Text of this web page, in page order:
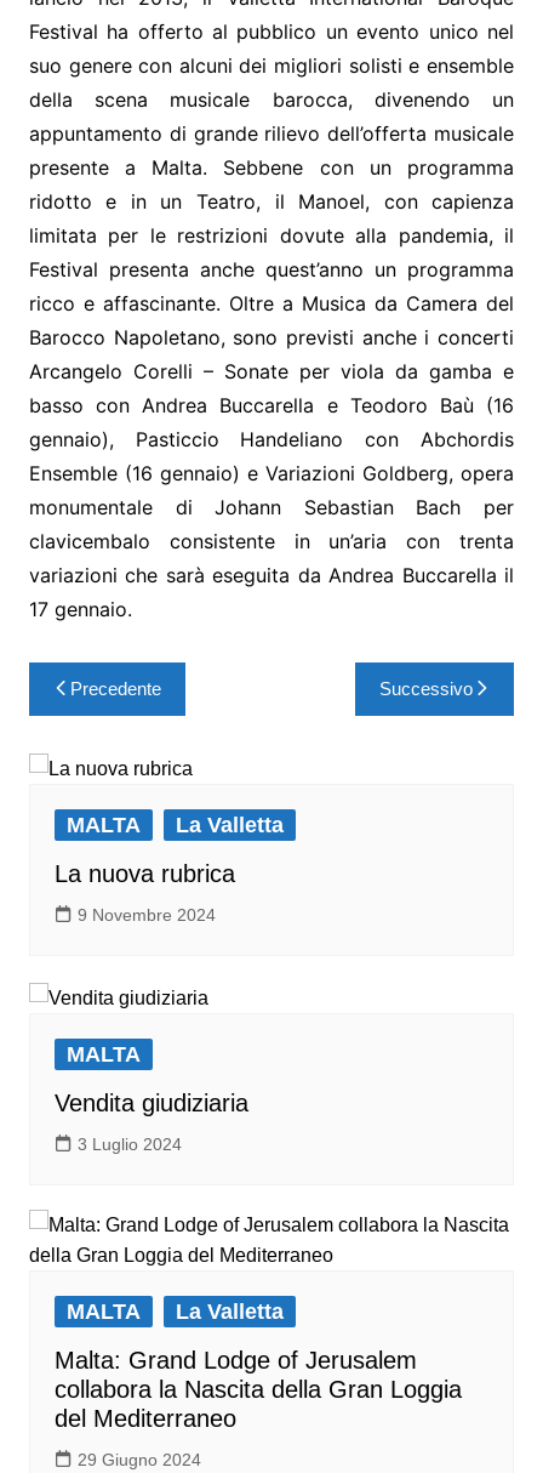
Festival ha offerto al pubblico un evento unico nel
suo genere con alcuni dei migliori solisti e ensemble
della scena musicale barocca, divenendo un
appuntamento di grande rilievo dell’offerta musicale
presente a Malta. Sebbene con un programma
ridotto e in un Teatro, il Manoel, con capienza
limitata per le restrizioni dovute alla pandemia, il
Festival presenta anche quest’anno un programma
ricco e affascinante. Oltre a Musica da Camera del
Barocco Napoletano, sono previsti anche i concerti
Arcangelo Corelli – Sonate per viola da gamba e
basso con Andrea Buccarella e Teodoro Baù (16
gennaio), Pasticcio Handeliano con Abchordis
Ensemble (16 gennaio) e Variazioni Goldberg, opera
monumentale di Johann Sebastian Bach per
clavicembalo consistente in un’aria con trenta
variazioni che sarà eseguita da Andrea Buccarella il
17 gennaio.
Precedente Successivo
MALTA La Valletta
La nuova rubrica
9 Novembre 2024
MALTA
Vendita giudiziaria
3 Luglio 2024
MALTA La Valletta
Malta: Grand Lodge of Jerusalem
collabora la Nascita della Gran Loggia
del Mediterraneo
29 Giugno 2024